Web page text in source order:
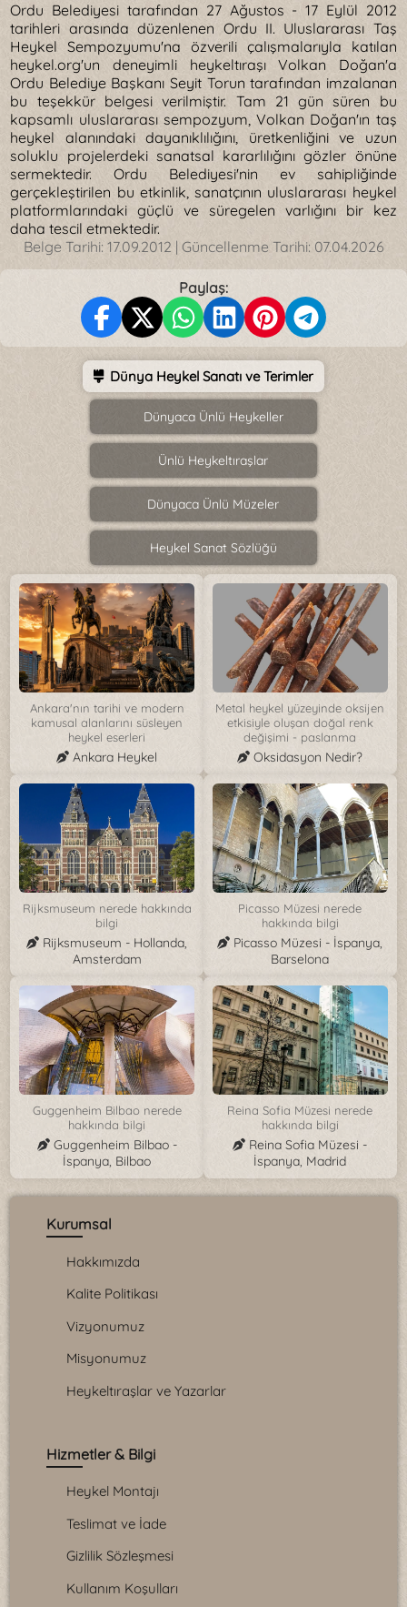
Ordu Belediyesi tarafından 27 Ağustos - 17 Eylül 2012
tarihleri arasında düzenlenen Ordu II. Uluslararası Taş
Heykel Sempozyumu'na özverili çalışmalarıyla katılan
heykel.org'un deneyimli heykeltıraşı Volkan Doğan'a
Ordu Belediye Başkanı Seyit Torun tarafından imzalanan
bu teşekkür belgesi verilmiştir. Tam 21 gün süren bu
kapsamlı uluslararası sempozyum, Volkan Doğan'ın taş
heykel alanındaki dayanıklılığını, üretkenliğini ve uzun
soluklu projelerdeki sanatsal kararlılığını gözler önüne
sermektedir. Ordu Belediyesi'nin ev sahipliğinde
gerçekleştirilen bu etkinlik, sanatçının uluslararası heykel
platformlarındaki güçlü ve süregelen varlığını bir kez
daha tescil etmektedir.
Belge Tarihi: 17.09.2012 | Güncellenme Tarihi: 07.04.2026
Paylaş:
Dünya Heykel Sanatı ve Terimler
Dünyaca Ünlü Heykeller
Ünlü Heykeltıraşlar
Dünyaca Ünlü Müzeler
Heykel Sanat Sözlüğü
Ankara'nın tarihi ve modern
kamusal alanlarını süsleyen
heykel eserleri
Ankara Heykel
Metal heykel yüzeyinde oksijen
etkisiyle oluşan doğal renk
değişimi - paslanma
Oksidasyon Nedir?
Rijksmuseum nerede hakkında
bilgi
Rijksmuseum - Hollanda,
Amsterdam
Picasso Müzesi nerede
hakkında bilgi
Picasso Müzesi - İspanya,
Barselona
Guggenheim Bilbao nerede
hakkında bilgi
Guggenheim Bilbao -
İspanya, Bilbao
Reina Sofia Müzesi nerede
hakkında bilgi
Reina Sofia Müzesi -
İspanya, Madrid
Kurumsal
Hakkımızda
Kalite Politikası
Vizyonumuz
Misyonumuz
Heykeltıraşlar ve Yazarlar
Hizmetler & Bilgi
Heykel Montajı
Teslimat ve İade
Gizlilik Sözleşmesi
Kullanım Koşulları